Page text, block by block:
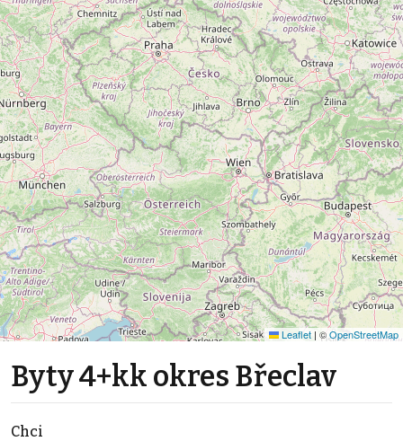
Leaflet | ©OpenStreetMap
Byty 4+kk okres Břeclav
Chci